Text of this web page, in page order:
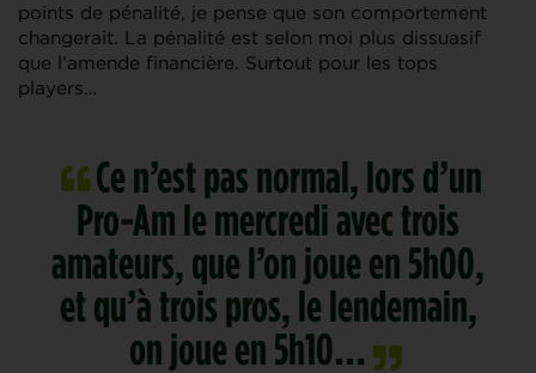
points de pénalité, je pense que son comportement
changerait. La pénalité est selon moi plus dissuasif
que l’amende financière. Surtout pour les tops
players…
Ce n’est pas normal, lors d’un
Pro-Am le mercredi avec trois
amateurs, que l’on joue en 5h00,
et qu’à trois pros, le lendemain,
on joue en 5h10…